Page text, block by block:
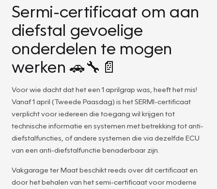
Sermi-certificaat om aan
diefstal gevoelige
onderdelen te mogen
werken 🚗🔧📄
Voor wie dacht dat het een 1 aprilgrap was, heeft het mis!
Vanaf 1 april (Tweede Paasdag) is het SERMI-certificaat
verplicht voor iedereen die toegang wil krijgen tot
technische informatie en systemen met betrekking tot anti-
diefstalfuncties, of andere systemen die via dezelfde ECU
van een anti-diefstalfunctie benaderbaar zijn.
Vakgarage ter Maat beschikt reeds over dit certificaat en
door het behalen van het semi-certificaat voor moderne